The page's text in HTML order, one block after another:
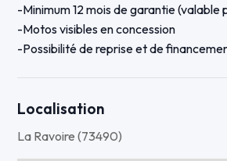
-Minimum 12 mois de garantie
-Motos visibles en concession
-Possibilité de reprise et de
suivantes :
Localisation
La Ravoire (73490)